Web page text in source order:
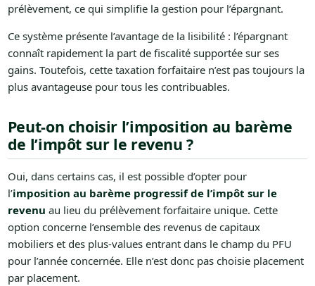
prélèvement, ce qui simplifie la gestion pour l’épargnant.
Ce système présente l’avantage de la lisibilité : l’épargnant
connaît rapidement la part de fiscalité supportée sur ses
gains. Toutefois, cette taxation forfaitaire n’est pas toujours la
plus avantageuse pour tous les contribuables.
Peut-on choisir l’imposition au barème
de l’impôt sur le revenu ?
Oui, dans certains cas, il est possible d’opter pour
l’imposition au barème progressif de l’impôt sur le
revenu au lieu du prélèvement forfaitaire unique. Cette
option concerne l’ensemble des revenus de capitaux
mobiliers et des plus-values entrant dans le champ du PFU
pour l’année concernée. Elle n’est donc pas choisie placement
par placement.